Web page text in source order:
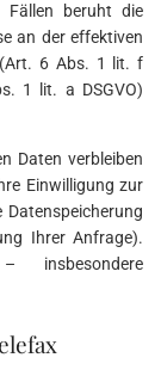
Fällen beruht die
an der effektiven
(Art. 6 Abs. 1 lit. f
1 lit. a DSGVO)
Daten verbleiben
Einwilligung zur
Ihrer Anfrage).
insbesondere